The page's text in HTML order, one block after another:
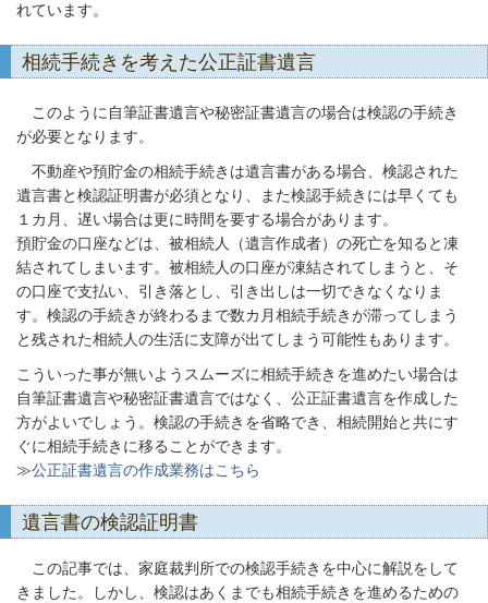
れています。
相続手続きを考えた公正証書遺言
このように自筆証書遺言や秘密証書遺言の場合は検認の手続き
が必要となります。
不動産や預貯金の相続手続きは遺言書がある場合、検認された
遺言書と検認証明書が必須となり、また検認手続きには早くても
１カ月、遅い場合は更に時間を要する場合があります。
預貯金の口座などは、被相続人（遺言作成者）の死亡を知ると凍
結されてしまいます。被相続人の口座が凍結されてしまうと、そ
の口座で支払い、引き落とし、引き出しは一切できなくなりま
す。検認の手続きが終わるまで数カ月相続手続きが滞ってしまう
と残された相続人の生活に支障が出てしまう可能性もあります。
こういった事が無いようスムーズに相続手続きを進めたい場合は
自筆証書遺言や秘密証書遺言ではなく、公正証書遺言を作成した
方がよいでしょう。検認の手続きを省略でき、相続開始と共にす
ぐに相続手続きに移ることができます。
≫公正証書遺言の作成業務はこちら
遺言書の検認証明書
この記事では、家庭裁判所での検認手続きを中心に解説をして
きました。しかし、検認はあくまでも相続手続きを進めるための